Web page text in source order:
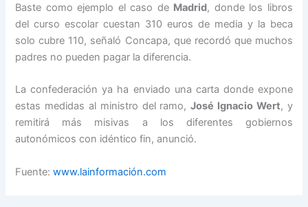
Baste como ejemplo el caso de Madrid, donde los libros
del curso escolar cuestan 310 euros de media y la beca
solo cubre 110, señaló Concapa, que recordó que muchos
padres no pueden pagar la diferencia.
La confederación ya ha enviado una carta donde expone
estas medidas al ministro del ramo,José Ignacio Wert, y
remitirá más misivas a los diferentes gobiernos
autonómicos con idéntico fin, anunció.
Fuente:www.lainformación.com